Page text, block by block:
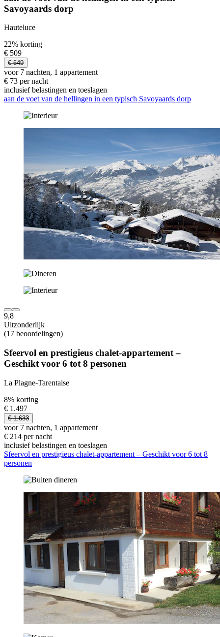
Savoyaards dorp
Hauteluce
22% korting
€ 509
€ 649
voor 7 nachten, 1 appartement
€ 73 per nacht
inclusief belastingen en toeslagen
aan de voet van de hellingen in een typisch Savoyaards dorp
9,8
Uitzonderlijk
(17 beoordelingen)
Sfeervol en prestigieus chalet-appartement – ​​
Geschikt voor 6 tot 8 personen
La Plagne-Tarentaise
8% korting
€ 1.497
€ 1.633
voor 7 nachten, 1 appartement
€ 214 per nacht
inclusief belastingen en toeslagen
Sfeervol en prestigieus chalet-appartement – ​​Geschikt voor 6 tot 8
personen